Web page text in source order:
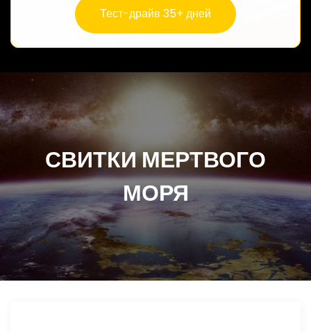
Тест-драйв 35+ дней
СВИТКИ МЕРТВОГО
МОРЯ